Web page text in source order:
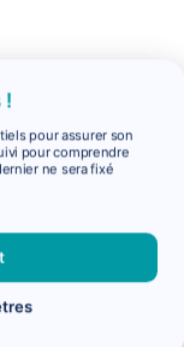
!
pour assurer son
pour comprendre
ne sera fixé